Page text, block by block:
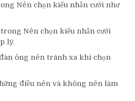
Nên chọn kiểu nhẫn cưới như
trong Nên chọn kiểu nhẫn cưới
lý.
ông nên tránh xa khi chọn
điều nên và không nên làm